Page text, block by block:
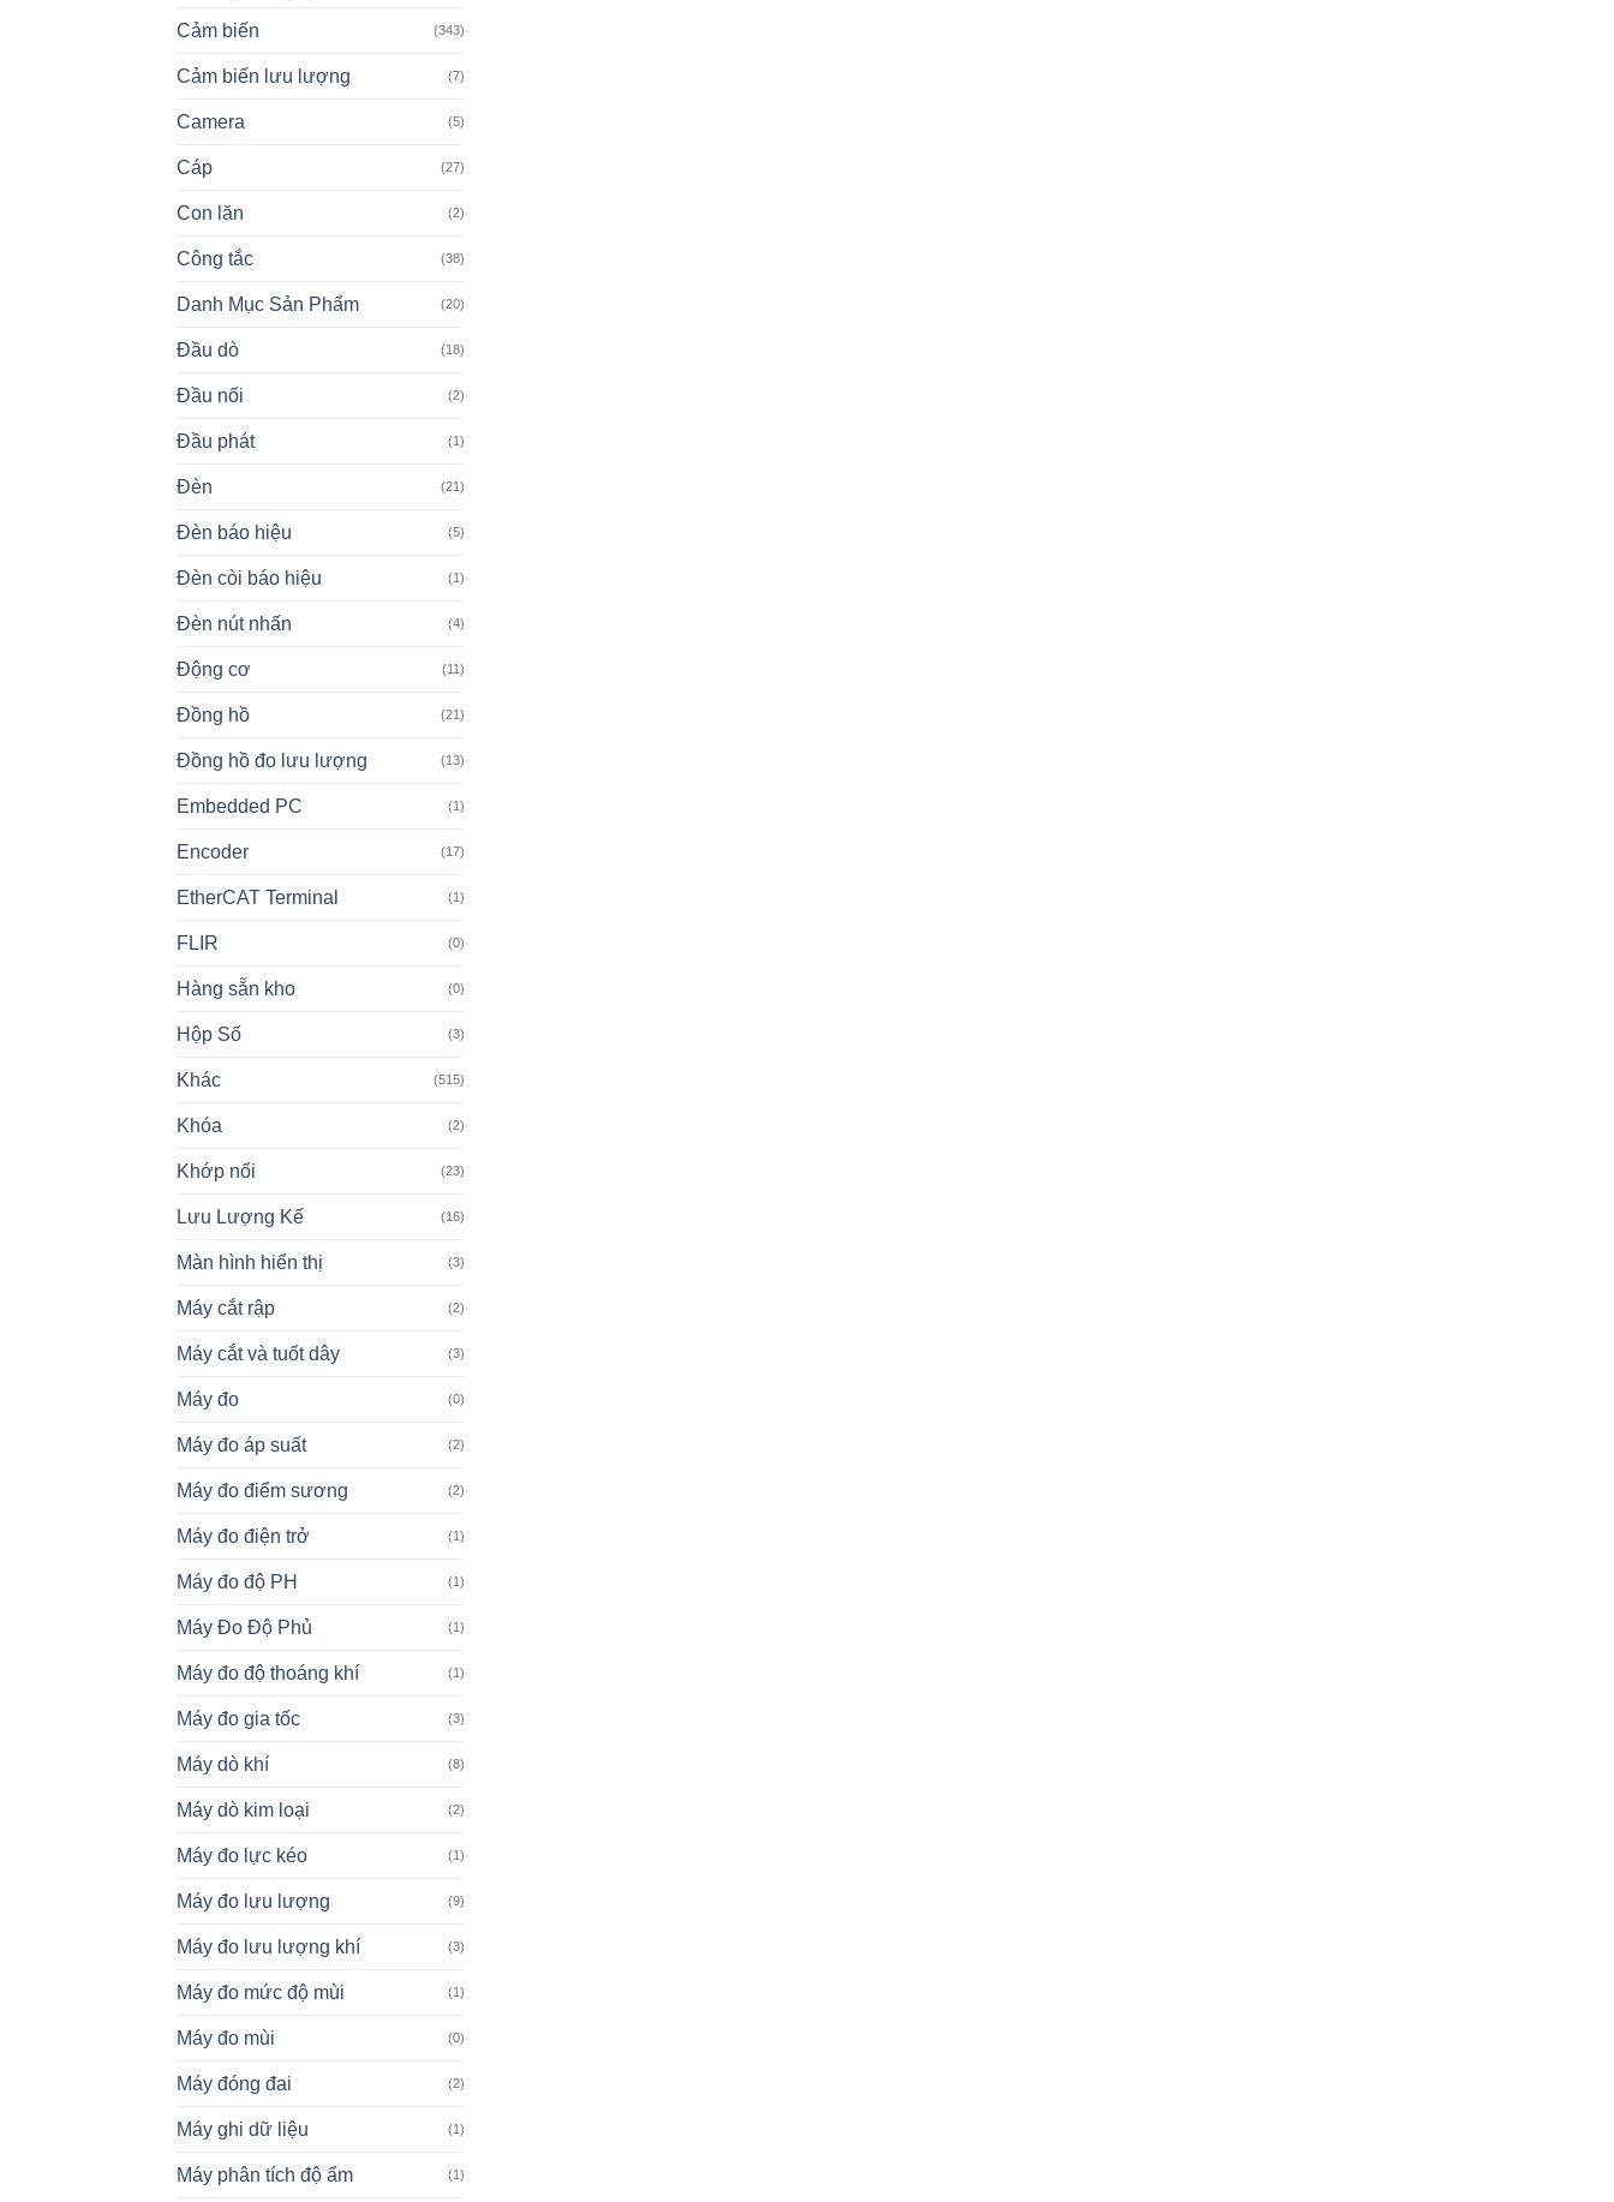
Cảm biến (343)
Cảm biến lưu lượng (7)
Camera (5)
Cáp (27)
Con lăn (2)
Công tắc (38)
Danh Mục Sản Phẩm (20)
Đầu dò (18)
Đầu nối (2)
Đầu phát (1)
Đèn (21)
Đèn báo hiệu (5)
Đèn còi báo hiệu (1)
Đèn nút nhấn (4)
Động cơ (11)
Đồng hồ (21)
Đồng hồ đo lưu lượng (13)
Embedded PC (1)
Encoder (17)
EtherCAT Terminal (1)
FLIR (0)
Hàng sẵn kho (0)
Hộp Số (3)
Khác (515)
Khóa (2)
Khớp nối (23)
Lưu Lượng Kế (16)
Màn hình hiển thị (3)
Máy cắt rập (2)
Máy cắt và tuốt dây (3)
Máy đo (0)
Máy đo áp suất (2)
Máy đo điểm sương (2)
Máy đo điện trở (1)
Máy đo độ PH (1)
Máy Đo Độ Phủ (1)
Máy đo độ thoáng khí (1)
Máy đo gia tốc (3)
Máy dò khí (8)
Máy dò kim loại (2)
Máy đo lực kéo (1)
Máy đo lưu lượng (9)
Máy đo lưu lượng khí (3)
Máy đo mức độ mùi (1)
Máy đo mùi (0)
Máy đóng đai (2)
Máy ghi dữ liệu (1)
Máy phân tích độ ẩm (1)